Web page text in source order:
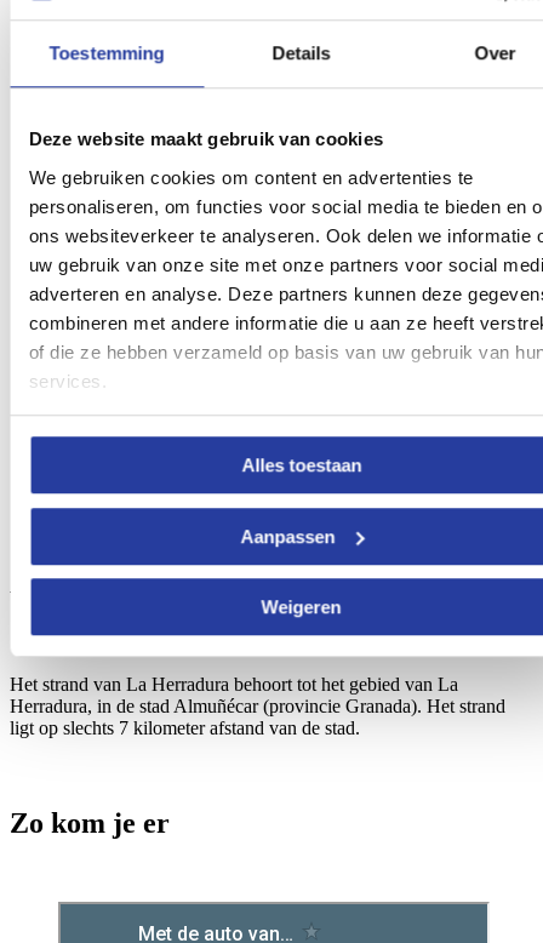
Toestemming Details Over
Deze website maakt gebruik van cookies
We gebruiken cookies om content en advertenties te
personaliseren, om functies voor social media te bieden en
ons websiteverkeer te analyseren. Ook delen we informatie
uw gebruik van onze site met onze partners voor social
adverteren en analyse. Deze partners kunnen deze
combineren met andere informatie die u aan ze heeft
of die ze hebben verzameld op basis van uw gebruik van
services.
Alles toestaan
Aanpassen
Weigeren
Foto met dank aan Turismo Granada
Chambao de Joaquín
direct aan het begin van de promenade. Het beschikt over
ligstoelen met parasols die je uitnodigen om enkele uren te
genieten van het uitzicht en een verfrissend drankje. De
Chambao is een van de oudste chiringuitos in het gebied (het
werd ingehuldigd in de jaren ’50), en het beschikt over een
eigenaardige inrichting. Het meest beroemde gerecht is paella,
hoewel het gegrilde vlees en de verse zeevruchten zeker ook
genieten van een flamenco show.
Mesón El Tinao.Dit strandrestaurant opende voor de eerste
keer haar deuren in 1988. Je maakt er kennis met de keuken
een geheel nieuwe smaakervaring gaat beleven.
Waar is het strand van La Herradura
Het strand van La Herradura behoort tot het gebied van La
Herradura, in de stad Almuñécar (provincie Granada). Het strand
ligt op slechts 7 kilometer afstand van de stad.
Zo kom je er